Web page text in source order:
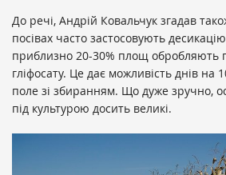
До речі, Андрій Ковальчук згадав
посівах часто застосовують
приблизно 20-30% площ обробляють
гліфосату. Це дає можливість днів на
поле зі збиранням. Що дуже зручно,
під культурою досить великі.